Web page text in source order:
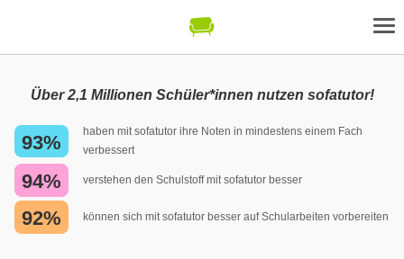
Über 2,1 Millionen Schüler*innen nutzen sofatutor!
93%
haben mit sofatutor ihre Noten in mindestens einem Fach
verbessert
94% verstehen den Schulstoff mit sofatutor besser
92% können sich mit sofatutor besser auf Schularbeiten vorbereiten